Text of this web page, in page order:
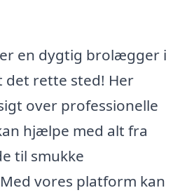
en dygtig brolægger i
det rette sted! Her
over professionelle
hjælpe med alt fra
til smukke
vores platform kan